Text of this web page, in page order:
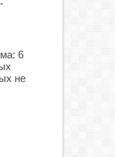
6
не